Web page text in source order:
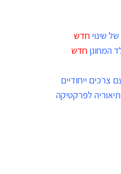
שינוי חדש
המחונןחדש
צרכים ייחודיים
לפרקטיקה